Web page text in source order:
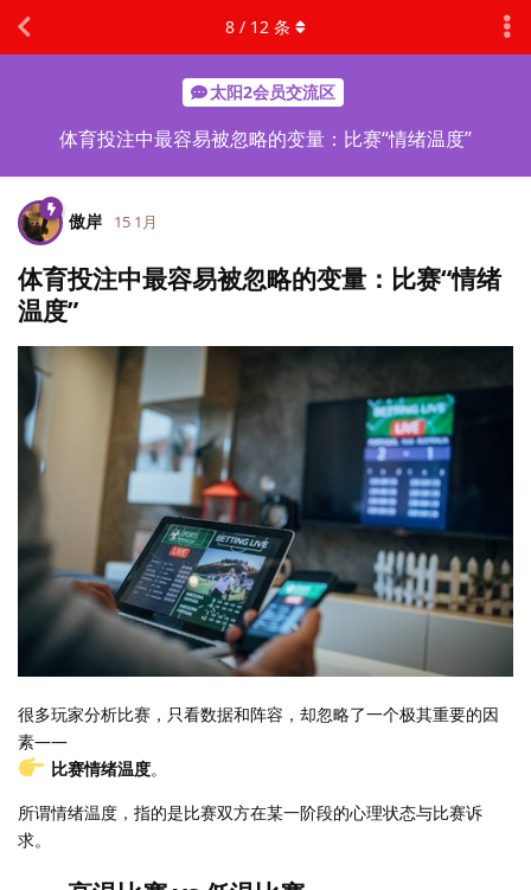
太阳2会员交流区
体育投注中最容易被忽略的变量：比赛“情绪温度”
8 / 12 条
傲岸 15 1月
体育投注中最容易被忽略的变量：比赛“情绪
温度”
很多玩家分析比赛，只看数据和阵容，却忽略了一个极其重要的因
素——
比赛情绪温度。
所谓情绪温度，指的是比赛双方在某一阶段的心理状态与比赛诉
求。